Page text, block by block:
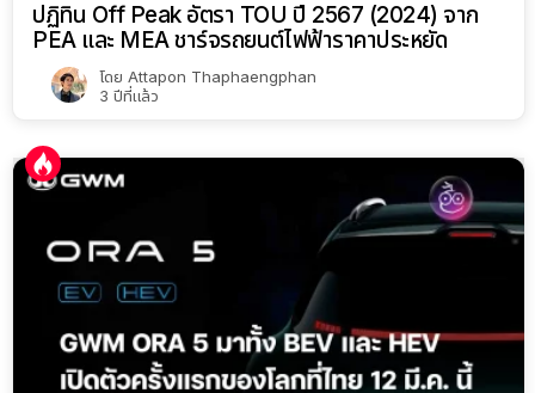
ปฏิทิน Off Peak อัตรา TOU ปี 2567 (2024) จาก
PEA และ MEA ชาร์จรถยนต์ไฟฟ้าราคาประหยัด
โดย Attapon Thaphaengphan
3 ปีที่แล้ว